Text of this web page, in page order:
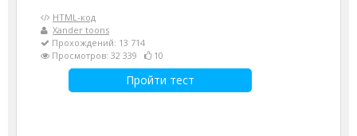
HTML-код
Xander toons
Прохождений: 13 714
Просмотров: 32 339
10
Пройти тест